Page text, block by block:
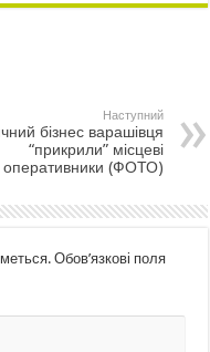
Наступний
бізнес варашівця
“прикрили” місцеві
оперативники (ФОТО)
Обов’язкові поля